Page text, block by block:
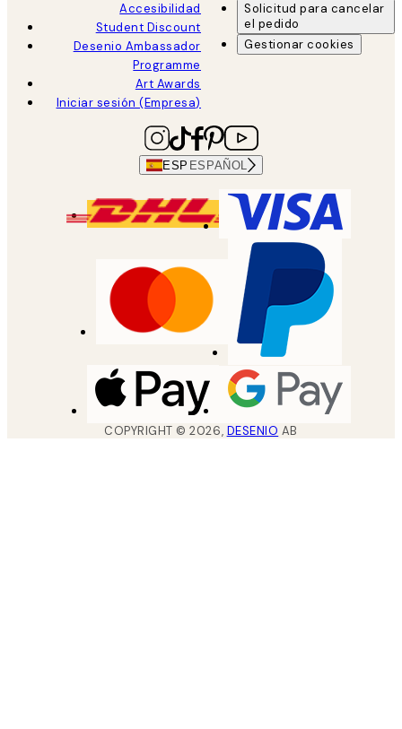
Accesibilidad
Student Discount
Desenio Ambassador
Programme
Art Awards
Iniciar sesión (Empresa)
Solicitud para cancelar
el pedido
Gestionar cookies
ESP ESPAÑOL
COPYRIGHT ©2026, DESENIO AB